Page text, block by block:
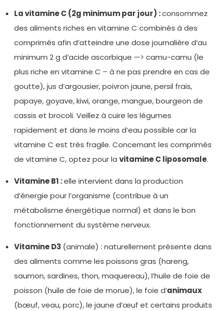
La vitamine C (2g minimum par jour) :consommez
des aliments riches en vitamine C combinés à des
comprimés afin d’atteindre une dose journalière d’au
minimum 2 g d’acide ascorbique —> camu-camu (le
plus riche en vitamine C – à ne pas prendre en cas de
goutte), jus d’argousier, poivron jaune, persil frais,
papaye, goyave, kiwi, orange, mangue, bourgeon de
cassis et brocoli. Veillez à cuire les légumes
rapidement et dans le moins d’eau possible car la
vitamine C est très fragile. Concernant les comprimés
de vitamine C, optez pour la vitamine C liposomale.
Vitamine B1 :elle intervient dans la production
d’énergie pour l’organisme (contribue à un
métabolisme énergétique normal) et dans le bon
fonctionnement du système nerveux.
Vitamine D3 (animale) : naturellement présente dans
des aliments comme les poissons gras (hareng,
saumon, sardines, thon, maquereau), l’huile de foie de
poisson (huile de foie de morue), le foie d’animaux
(bœuf, veau, porc), le jaune d’œuf et certains produits